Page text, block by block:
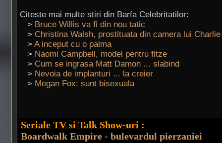
Citeste mai multe stiri din Barfa Celebritatilor:
> Bruce Willis va fi din nou tatic
> Christina Walsh, prostituata din camera lui Charlie
> A inceput cu o palma
> Naomi Campbell, model pentru fitze
> Cum se ingrasa Matt Damon ... slabind
> Nevoia de implanturi ... la creier
> Megan Fox: sunt bisexuala
Seriale TV si Talk Show-uri :
Boardwalk Empire - bulevardul pierzaniei